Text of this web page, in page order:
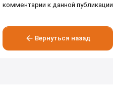
комментарии к данной публикации.
Вернуться назад